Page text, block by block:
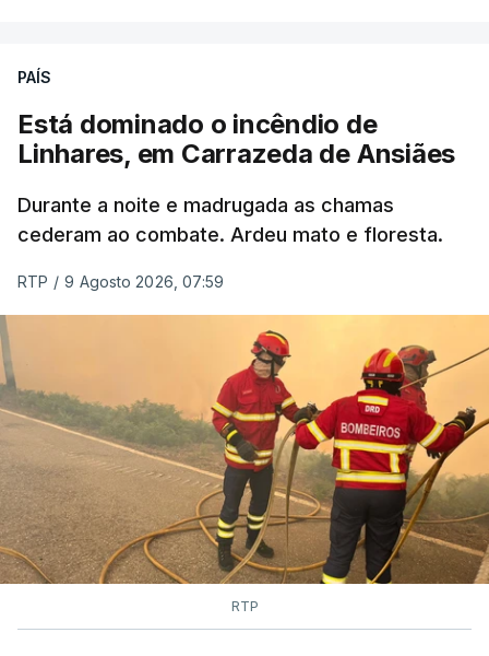
ESTE CONTEÚDO ESTÁ NESTE
PAÍS
Está dominado o incêndio de
Linhares, em Carrazeda de Ansiães
Durante a noite e madrugada as chamas
cederam ao combate. Ardeu mato e floresta.
RTP / 9 Agosto 2026, 07:59
RTP